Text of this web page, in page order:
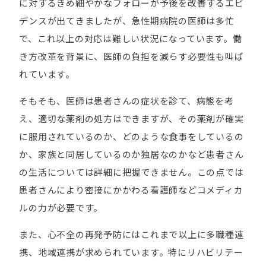
に対するきめ細やかなフォローが予後を改善するエビ
デンスが出てきましたが、急性期病院の医師は多忙
で、これ以上の対応は難しい状況になっています。働
き方改革を背景に、医師の負担を減らす必要性も叫ば
れています。
そもそも、医師は患者さんの症状を診て、病態を考
え、適切な薬剤の処方はできますが、その薬剤が確実
に服用されているのか、どのような食事をしているの
か、家族と同居しているのか独居なのかなど患者さん
の生活については詳細に把握できません。この点では
患者さんにより密接にかかわる看護師などコメディカ
ルの力が必要です。
また、心不全の再発予防にはこれまで以上に多職種連
携、地域連携が求められています。特にリハビリテー